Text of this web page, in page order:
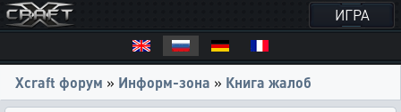
ИГРА
Xcraft форум » Информ-зона » Книга жалоб